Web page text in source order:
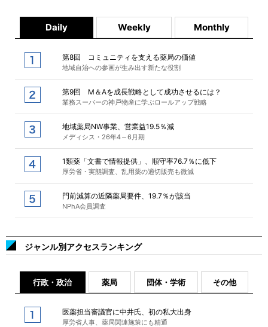
Daily Weekly Monthly
第8回 コミュニティを支える薬局の価値
地域自治への参画が生み出す新たな役割
第9回 M＆Aを成長戦略として成功させるには？
業務スーパーの神戸物産に学ぶロールアップ戦略
地域薬局NW事業、営業益19.5％減
メディシス・26年4～6月期
1類薬「文書で情報提供」、順守率76.7％に低下
厚労省・実態調査、乱用薬の適切販売も微減
門前減算の近隣薬局要件、19.7％が該当
NPhA会員調査
ジャンル別アクセスランキング
行政・政治 薬局 団体・学術 その他
医薬担当審議官に中井氏、初の私大出身
厚労省人事、薬局関連施策にも精通